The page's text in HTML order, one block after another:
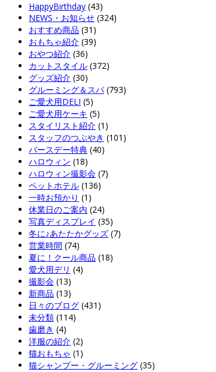
HappyBirthday (43)
NEWS・お知らせ (324)
おすすめ商品 (31)
おもちゃ紹介 (39)
おやつ紹介 (36)
カットスタイル (372)
グッズ紹介 (30)
グルーミング＆スパ (793)
ご愛犬用DELI (5)
ご愛犬用ケーキ (5)
スタイリスト紹介 (1)
スタッフのつぶやき (101)
バースデー特典 (40)
ハロウィン (18)
ハロウィン撮影会 (7)
ペットホテル (136)
一時お預かり (1)
休業日のご案内 (24)
写真ディスプレイ (35)
冬に♪あたたかグッズ (7)
営業時間 (74)
夏に！クール商品 (18)
愛犬用デリ (4)
撮影会 (13)
新商品 (13)
日々のブログ (431)
未分類 (114)
歯磨き (4)
洋服の紹介 (2)
猫おもちゃ (1)
猫シャンプー・グルーミング (35)